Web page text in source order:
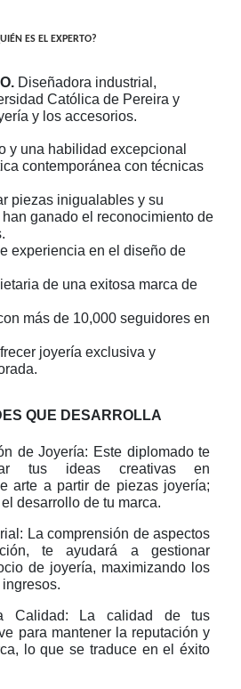
ES EL EXPERTO?
Diseñadora industrial,
Católica de Pereira y
y los accesorios.
y una habilidad excepcional
contemporánea con técnicas
piezas inigualables y su
ganado el reconocimiento de
experiencia en el diseño de
de una exitosa marca de
más de 10,000 seguidores en
joyería exclusiva y
QUE DESARROLLA
de Joyería: Este diplomado te
tus ideas creativas en
arte a partir de piezas joyería;
desarrollo de tu marca.
La comprensión de aspectos
te ayudará a gestionar
de joyería, maximizando los
Calidad: La calidad de tus
para mantener la reputación y
lo que se traduce en el éxito